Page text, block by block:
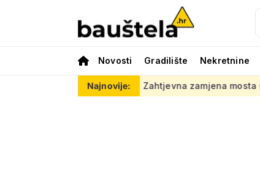
Novosti Gradilište Nekretnine
Najnovije:
Zahtjevna zamjena mosta starog 118 godina: